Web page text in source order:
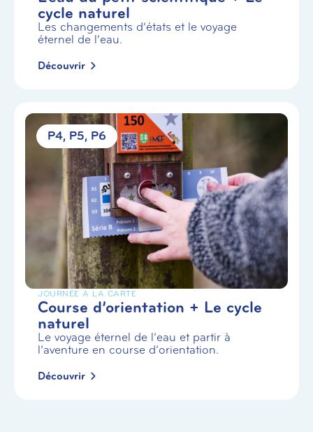
cycle naturel
Les changements d’états et le voyage
éternel de l’eau.
Découvrir
P4 P5 P6
JOURNÉE À LA CARTE
Course d’orientation + Le cycle
naturel
Le voyage éternel de l’eau et partir à
l’aventure en course d’orientation.
Découvrir